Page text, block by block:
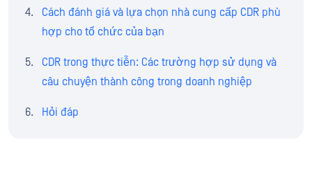
Cách đánh giá và lựa chọn nhà cung cấp CDR phù
hợp cho tổ chức của bạn
CDR trong thực tiễn: Các trường hợp sử dụng và
câu chuyện thành công trong doanh nghiệp
Hỏi đáp